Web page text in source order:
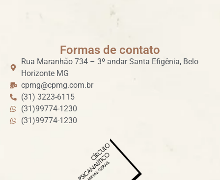
Formas de contato
Rua Maranhão 734 – 3º andar Santa Efigênia, Belo
Horizonte MG
cpmg@cpmg.com.br
(31) 3223-6115
(31)99774-1230
(31)99774-1230